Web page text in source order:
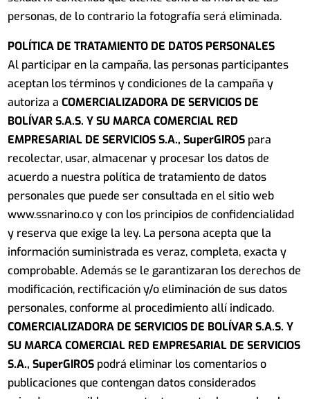
personas, de lo contrario la fotografía será eliminada.
POLÍTICA DE TRATAMIENTO DE DATOS PERSONALES
Al participar en la campaña, las personas participantes
aceptan los términos y condiciones de la campaña y
autoriza aCOMERCIALIZADORA DE SERVICIOS DE
BOLÍVAR S.A.S. Y SU MARCA COMERCIAL RED
EMPRESARIAL DE SERVICIOS S.A., SuperGIROS para
recolectar, usar, almacenar y procesar los datos de
acuerdo a nuestra política de tratamiento de datos
personales que puede ser consultada en el sitio web
www.ssnarino.co y con los principios de confidencialidad
y reserva que exige la ley. La persona acepta que la
información suministrada es veraz, completa, exacta y
comprobable. Además se le garantizaran los derechos de
modificación, rectificación y/o eliminación de sus datos
personales, conforme al procedimiento allí indicado.
COMERCIALIZADORA DE SERVICIOS DE BOLÍVAR S.A.S. Y
SU MARCA COMERCIAL RED EMPRESARIAL DE SERVICIOS
S.A., SuperGIROS podrá eliminar los comentarios o
publicaciones que contengan datos considerados